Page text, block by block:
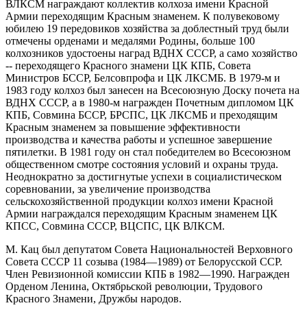
ВЛКСМ награждают коллектив колхоза имени Красной
Армии переходящим Красным знаменем. К полувековому
юбилею 19 передовиков хозяйства за доблестный труд были
отмечены орденами и медалями Родины, больше 100
колхозников удостоены наград ВДНХ СССР, а само хозяйство
-- переходящего Красного знамени ЦК КПБ, Совета
Министров БССР, Белсовпрофа и ЦК ЛКСМБ. В 1979-м и
1983 году колхоз был занесен на Всесоюзную Доску почета на
ВДНХ СССР, а в 1980-м награжден Почетным дипломом ЦК
КПБ, Совмина БССР, БРСПС, ЦК ЛКСМБ и преходящим
Красным знаменем за повышение эффективности
производства и качества работы и успешное завершение
пятилетки. В 1981 году он стал победителем во Всесоюзном
общественном смотре состояния условий и охраны труда.
Неоднократно за достигнутые успехи в социалистическом
соревновании, за увеличение производства
сельскохозяйственной продукции колхоз имени Красной
Армии награждался переходящим Красным знаменем ЦК
КПСС, Совмина СССР, ВЦСПС, ЦК ВЛКСМ.
М. Кац был депутатом Совета Национальностей Верховного
Совета СССР 11 созыва (1984—1989) от Белорусской ССР.
Член Ревизионной комиссии КПБ в 1982—1990. Награжден
Орденом Ленина, Октябрьской революции, Трудового
Красного Знамени, Дружбы народов.